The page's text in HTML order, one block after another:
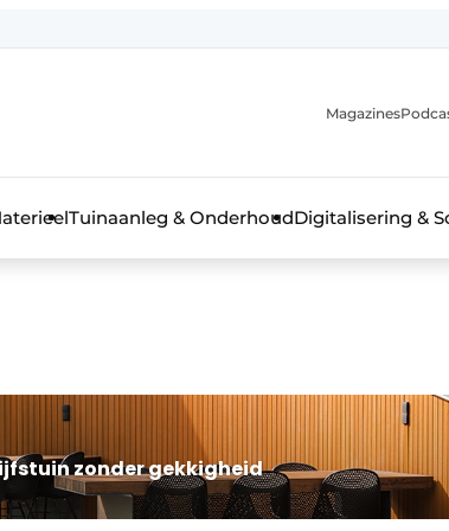
Magazines
Tuinaanleg & OnderhoudDigitalisering &
zonder gekkigheid